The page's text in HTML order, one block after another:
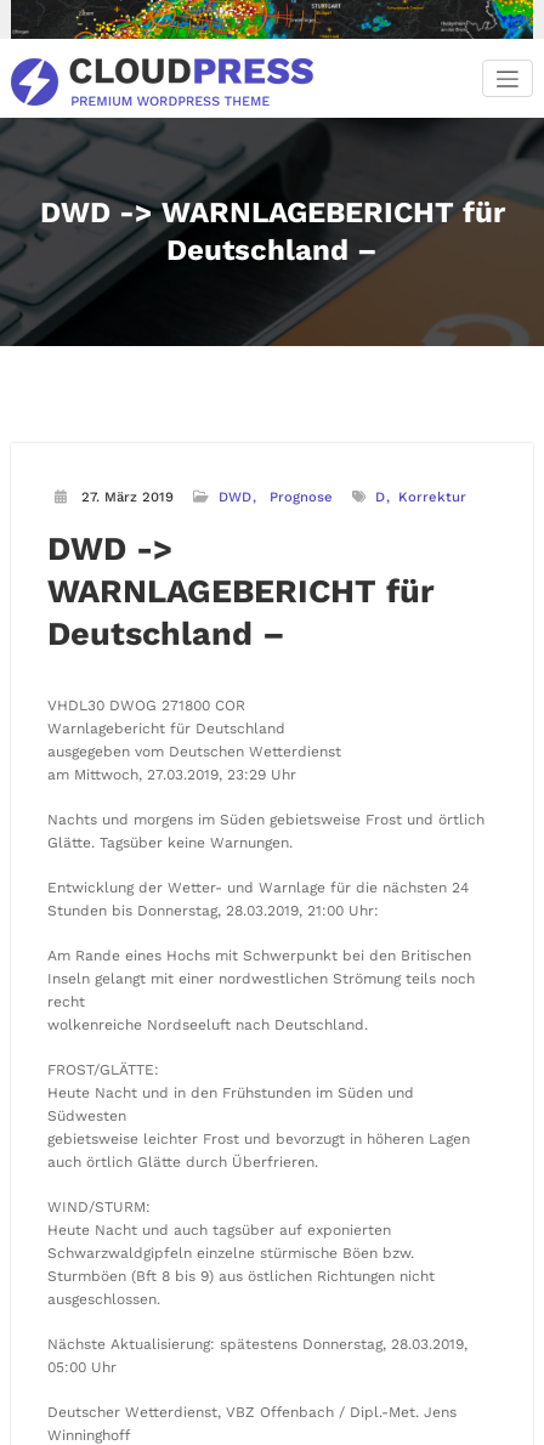
Inhalt
springen
DWD -> WARNLAGEBERICHT für
Deutschland –
27. März 2019 DWD Prognose D Korrektur
DWD ->
WARNLAGEBERICHT für
Deutschland –
VHDL30 DWOG 271800 COR
Warnlagebericht für Deutschland
ausgegeben vom Deutschen Wetterdienst
am Mittwoch, 27.03.2019, 23:29 Uhr
Nachts und morgens im Süden gebietsweise Frost und örtlich
Glätte. Tagsüber keine Warnungen.
Entwicklung der Wetter- und Warnlage für die nächsten 24
Stunden bis Donnerstag, 28.03.2019, 21:00 Uhr:
Am Rande eines Hochs mit Schwerpunkt bei den Britischen
Inseln gelangt mit einer nordwestlichen Strömung teils noch
recht
wolkenreiche Nordseeluft nach Deutschland.
FROST/GLÄTTE:
Heute Nacht und in den Frühstunden im Süden und
Südwesten
gebietsweise leichter Frost und bevorzugt in höheren Lagen
auch örtlich Glätte durch Überfrieren.
WIND/STURM:
Heute Nacht und auch tagsüber auf exponierten
Schwarzwaldgipfeln einzelne stürmische Böen bzw.
Sturmböen (Bft 8 bis 9) aus östlichen Richtungen nicht
ausgeschlossen.
Nächste Aktualisierung: spätestens Donnerstag, 28.03.2019,
05:00 Uhr
Deutscher Wetterdienst, VBZ Offenbach / Dipl.-Met. Jens
Winninghoff